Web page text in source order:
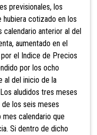
previsionales, los
hubiera cotizado en los
anterior al del
aumentado en el
el Indice de Precios
por los ocho
al del inicio de la
aludidos tres meses
los seis meses
calendario que
Si dentro de dicho